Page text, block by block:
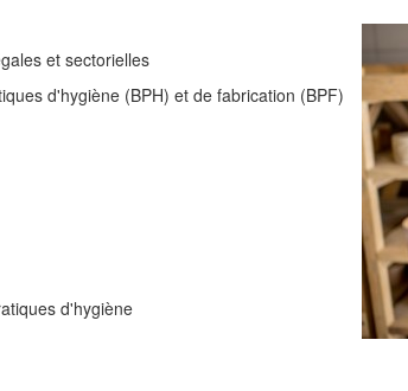
et sectorielles
d'hygiène (BPH) et de fabrication (BPF)
d'hygiène